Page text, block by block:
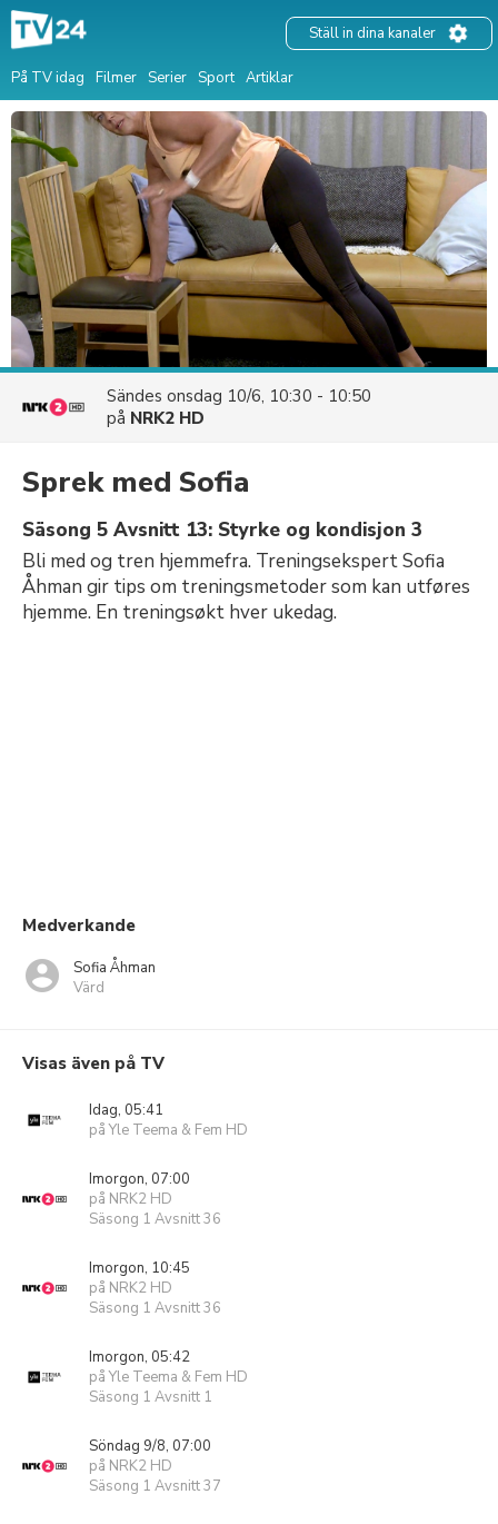
På TV idag Filmer Serier Sport Artiklar
Ställ in dina kanaler
Sändes onsdag 10/6, 10:30 - 10:50
på NRK2 HD
Sprek med Sofia
Säsong 5 Avsnitt 13: Styrke og kondisjon 3
Bli med og tren hjemmefra. Treningsekspert Sofia
Åhman gir tips om treningsmetoder som kan utføres
hjemme. En treningsøkt hver ukedag.
Medverkande
Sofia Åhman
Värd
Visas även på TV
Idag, 05:41
på Yle Teema & Fem HD
Imorgon, 07:00
på NRK2 HD
Säsong 1 Avsnitt 36
Imorgon, 10:45
på NRK2 HD
Säsong 1 Avsnitt 36
Imorgon, 05:42
på Yle Teema & Fem HD
Säsong 1 Avsnitt 1
Söndag 9/8, 07:00
på NRK2 HD
Säsong 1 Avsnitt 37